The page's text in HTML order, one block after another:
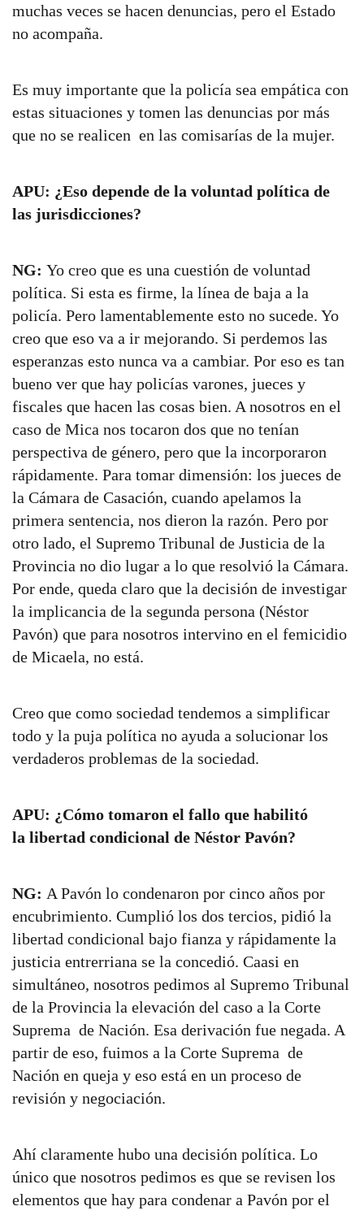
muchas veces se hacen denuncias, pero el Estado
no acompaña.
Es muy importante que la policía sea empática con
estas situaciones y tomen las denuncias por más
que no se realicen en las comisarías de la mujer.
APU: ¿Eso depende de la voluntad política de
las jurisdicciones?
NG: Yo creo que es una cuestión de voluntad
política. Si esta es firme, la línea de baja a la
policía. Pero lamentablemente esto no sucede. Yo
creo que eso va a ir mejorando. Si perdemos las
esperanzas esto nunca va a cambiar. Por eso es tan
bueno ver que hay policías varones, jueces y
fiscales que hacen las cosas bien. A nosotros en el
caso de Mica nos tocaron dos que no tenían
perspectiva de género, pero que la incorporaron
rápidamente. Para tomar dimensión: los jueces de
la Cámara de Casación, cuando apelamos la
primera sentencia, nos dieron la razón. Pero por
otro lado, el Supremo Tribunal de Justicia de la
Provincia no dio lugar a lo que resolvió la Cámara.
Por ende, queda claro que la decisión de investigar
la implicancia de la segunda persona (Néstor
Pavón) que para nosotros intervino en el femicidio
de Micaela, no está.
Creo que como sociedad tendemos a simplificar
todo y la puja política no ayuda a solucionar los
verdaderos problemas de la sociedad.
APU: ¿Cómo tomaron el fallo que habilitó
la libertad condicional de Néstor Pavón?
NG: A Pavón lo condenaron por cinco años por
encubrimiento. Cumplió los dos tercios, pidió la
libertad condicional bajo fianza y rápidamente la
justicia entrerriana se la concedió. Caasi en
simultáneo, nosotros pedimos al Supremo Tribunal
de la Provincia la elevación del caso a la Corte
Suprema de Nación. Esa derivación fue negada. A
partir de eso, fuimos a la Corte Suprema de
Nación en queja y eso está en un proceso de
revisión y negociación.
Ahí claramente hubo una decisión política. Lo
único que nosotros pedimos es que se revisen los
elementos que hay para condenar a Pavón por el